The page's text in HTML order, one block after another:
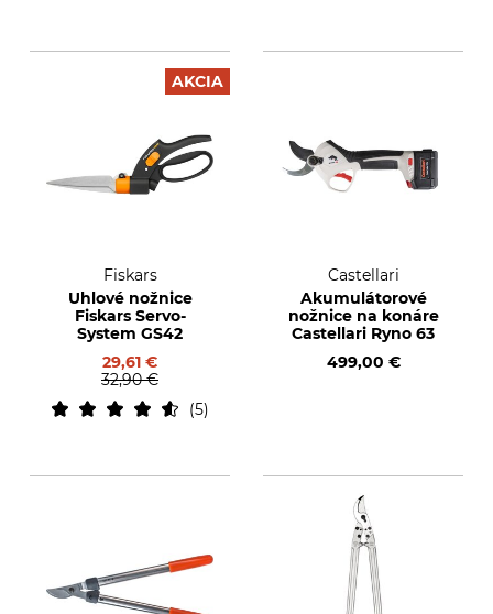
AKCIA
Fiskars
Uhlové nožnice
Fiskars Servo-
System GS42
29,61 €
32,90 €
5
Castellari
Akumulátorové
nožnice na konáre
Castellari Ryno 63
499,00 €